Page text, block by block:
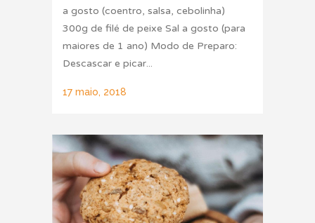
a gosto (coentro, salsa, cebolinha)
300g de filé de peixe Sal a gosto (para
maiores de 1 ano) Modo de Preparo:
Descascar e picar...
17 maio, 2018